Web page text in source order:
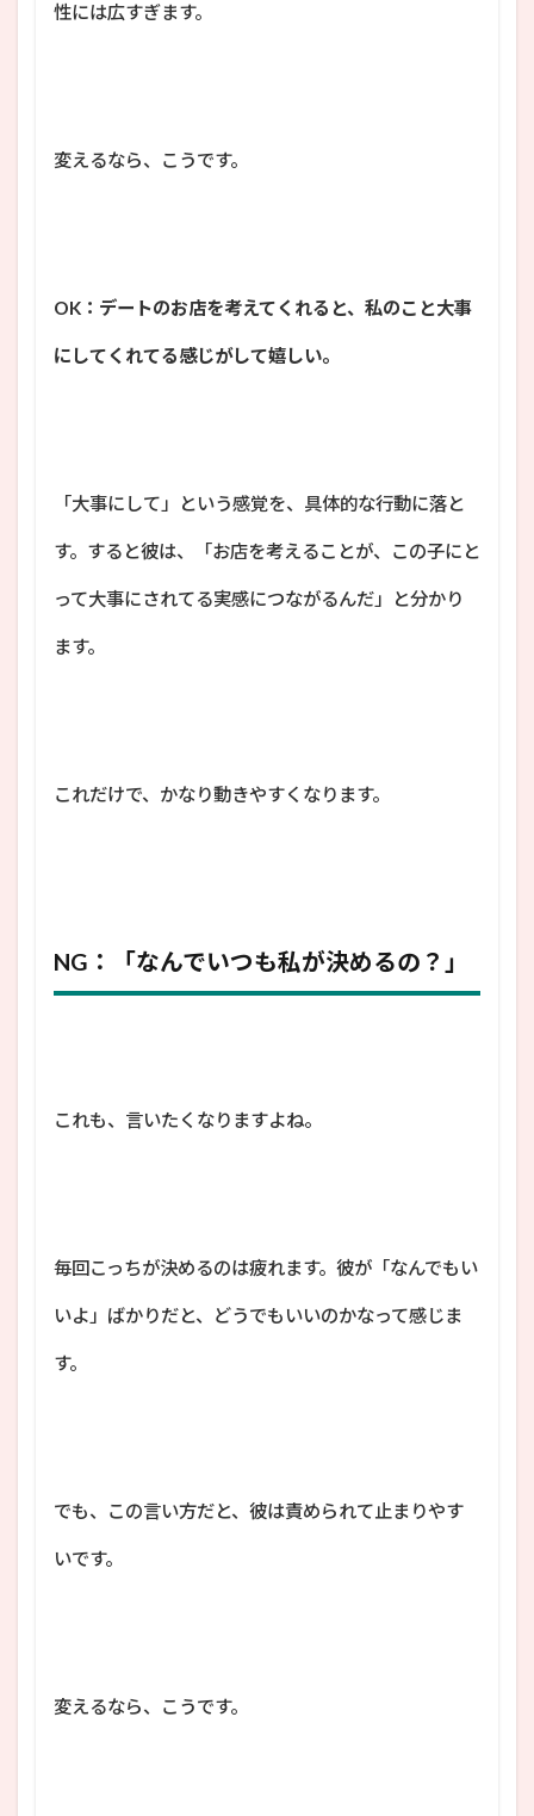
性には広すぎます。
変えるなら、こうです。
OK：デートのお店を考えてくれると、私のこと大事
にしてくれてる感じがして嬉しい。
「大事にして」という感覚を、具体的な行動に落と
す。すると彼は、「お店を考えることが、この子にと
って大事にされてる実感につながるんだ」と分かり
ます。
これだけで、かなり動きやすくなります。
NG：「なんでいつも私が決めるの？」
これも、言いたくなりますよね。
毎回こっちが決めるのは疲れます。彼が「なんでもい
いよ」ばかりだと、どうでもいいのかなって感じま
す。
でも、この言い方だと、彼は責められて止まりやす
いです。
変えるなら、こうです。